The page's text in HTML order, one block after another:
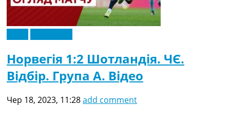
Норвегія 1:2 Шотландія. ЧЄ.
Відбір. Група A. Відео
Чер 18, 2023, 11:28add comment